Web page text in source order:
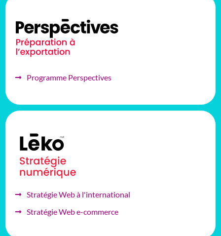
Programme Perspectives
Stratégie Web à l'international
Stratégie Web e-commerce